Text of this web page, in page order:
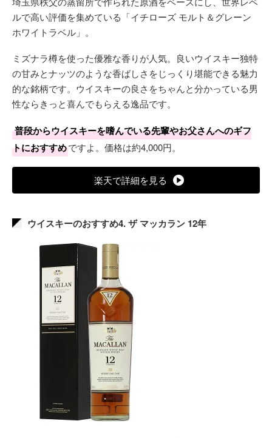
ルで高い評価を集めている「イチローズ モルト＆グレーン
ホワイトラベル」。
ミズナラ樽を使った優雅な香りが人気。良いウイスキー独特
の甘みとナッツのような香ばしさをじっくり堪能できる魅力
的な銘柄です。ウイスキーの良さをちゃんと分かっている男
性ならきっと喜んでもらえる逸品です。
普段からウイスキーを嗜んでいる先輩やお父さんへのギフ
トにおすすめですよ。価格は約4,000円。
楽天で詳細を見る
ウイスキーのおすすめ4. ザ マッカラン 12年